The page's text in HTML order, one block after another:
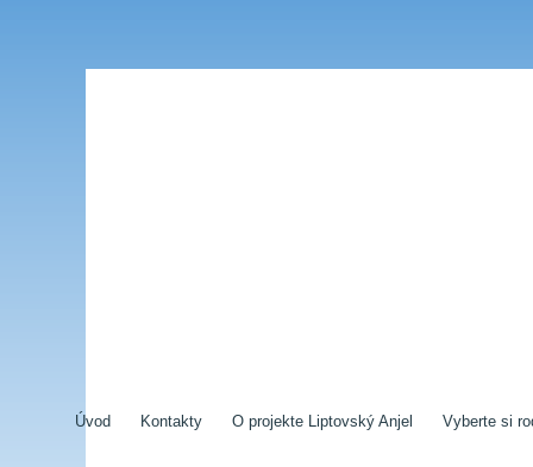
Úvod Kontakty O projekte Liptovský Anjel Vyberte si